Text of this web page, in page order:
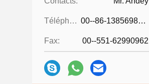
Téléphone: 00--86-13856986218
Fax: 00--551-62990962